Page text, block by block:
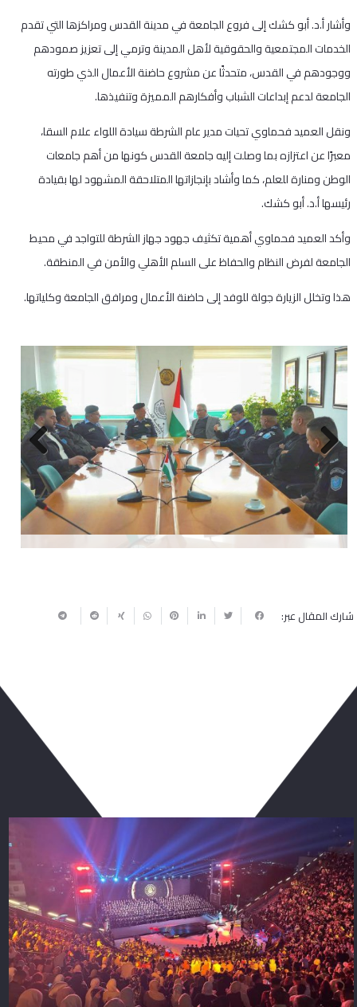
وأشار أ.د. أبو كشك إلى فروع الجامعة في مدينة القدس ومراكزها التي تقدم
الخدمات المجتمعية والحقوقية لأهل المدينة وترمي إلى تعزيز صمودهم
ووجودهم في القدس، متحدثًا عن مشروع حاضنة الأعمال الذي طورته
الجامعة لدعم إبداعات الشباب وأفكارهم المميزة وتنفيذها.
ونقل العميد فحماوي تحيات مدير عام الشرطة سيادة اللواء علام السقا،
معبرًا عن اعتزازه بما وصلت إليه جامعة القدس كونها من أهم جامعات
الوطن ومنارة للعلم، كما وأشاد بإنجازاتها المتلاحقة المشهود لها بقيادة
رئيسها أ.د. أبو كشك.
وأكد العميد فحماوي أهمية تكثيف جهود جهاز الشرطة للتواجد في محيط
الجامعة لفرض النظام والحفاظ على السلم الأهلي والأمن في المنطقة.
هذا وتخلل الزيارة جولة للوفد إلى حاضنة الأعمال ومرافق الجامعة وكلياتها.
Previous
Next
شارك المقال عبر: